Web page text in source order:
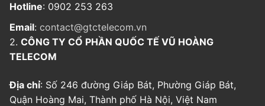
Hotline: 0902 253 263
Email: contact@gtctelecom.vn
2. CÔNG TY CỔ PHẦN QUỐC TẾ VŨ HOÀNG
TELECOM
Địa chỉ: Số 246 đường Giáp Bát, Phường Giáp Bát,
Quận Hoàng Mai, Thành phố Hà Nội, Việt Nam